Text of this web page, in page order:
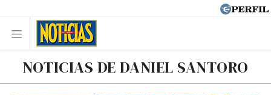
NOTICIAS DE DANIEL SANTORO